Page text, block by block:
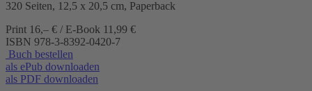
320 Seiten, 12,5 x 20,5 cm, Paperback
Print 16,– € / E-Book 11,99 €
ISBN 978-3-8392-0420-7
Buch bestellen
als ePub downloaden
als PDF downloaden